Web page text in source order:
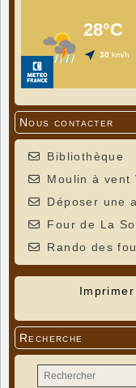
Nous contacter
Bibliothèque
Moulin à vent
Déposer une
Four de La
Rando des
Recherche